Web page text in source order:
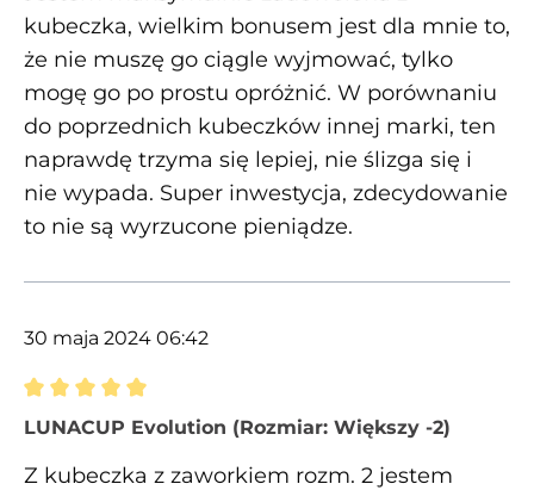
kubeczka, wielkim bonusem jest dla mnie to,
że nie muszę go ciągle wyjmować, tylko
mogę go po prostu opróżnić. W porównaniu
do poprzednich kubeczków innej marki, ten
naprawdę trzyma się lepiej, nie ślizga się i
nie wypada. Super inwestycja, zdecydowanie
to nie są wyrzucone pieniądze.
30 maja 2024 06:42
Recenzja z oceną 5 spośród 5 gwiazdek
LUNACUP Evolution (Rozmiar: Większy -2)
Z kubeczka z zaworkiem rozm. 2 jestem